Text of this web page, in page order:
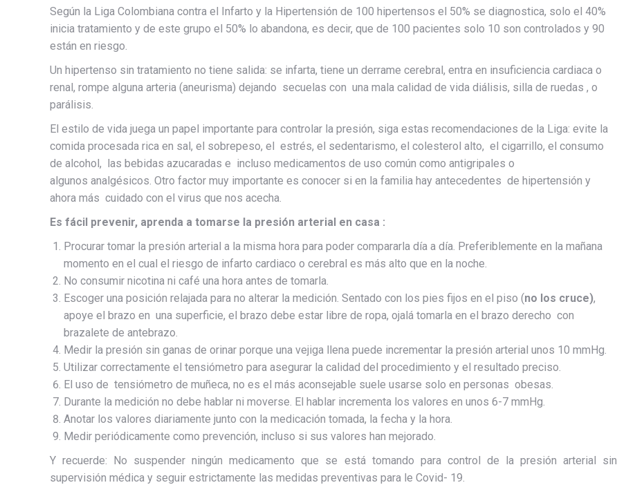
Según la Liga Colombiana contra el Infarto y la Hipertensión de 100 hipertensos el 50% se diagnostica, solo el 40%
inicia tratamiento y de este grupo el 50% lo abandona, es decir, que de 100 pacientes solo 10 son controlados y 90
están en riesgo.
Un hipertenso sin tratamiento no tiene salida: se infarta, tiene un derrame cerebral, entra en insuficiencia cardiaca o
renal, rompe alguna arteria (aneurisma) dejando secuelas con una mala calidad de vida diálisis, silla de ruedas , o
parálisis.
El estilo de vida juega un papel importante para controlar la presión, siga estas recomendaciones de la Liga: evite la
comida procesada rica en sal, el sobrepeso, el estrés, el sedentarismo, el colesterol alto, el cigarrillo, el consumo
de alcohol, las bebidas azucaradas e incluso medicamentos de uso común como antigripales o
algunos analgésicos. Otro factor muy importante es conocer si en la familia hay antecedentes de hipertensión y
ahora más cuidado con el virus que nos acecha.
Es fácil prevenir, aprenda a tomarse la presión arterial en casa :
Procurar tomar la presión arterial a la misma hora para poder compararla día a día. Preferiblemente en la mañana
momento en el cual el riesgo de infarto cardiaco o cerebral es más alto que en la noche.
No consumir nicotina ni café una hora antes de tomarla.
Escoger una posición relajada para no alterar la medición. Sentado con los pies fijos en el piso (no los cruce),
apoye el brazo en una superficie, el brazo debe estar libre de ropa, ojalá tomarla en el brazo derecho con
brazalete de antebrazo.
Medir la presión sin ganas de orinar porque una vejiga llena puede incrementar la presión arterial unos 10 mmHg.
Utilizar correctamente el tensiómetro para asegurar la calidad del procedimiento y el resultado preciso.
El uso de tensiómetro de muñeca, no es el más aconsejable suele usarse solo en personas obesas.
Durante la medición no debe hablar ni moverse. El hablar incrementa los valores en unos 6-7 mmHg.
Anotar los valores diariamente junto con la medicación tomada, la fecha y la hora.
Medir periódicamente como prevención, incluso si sus valores han mejorado.
Y recuerde: No suspender ningún medicamento que se está tomando para control de la presión arterial sin
supervisión médica y seguir estrictamente las medidas preventivas para le Covid- 19.